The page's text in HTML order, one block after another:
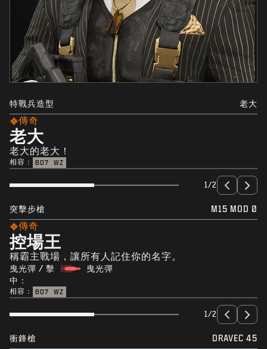
特戰兵造型 老大
傳奇
老大
老大的老大！
相容： BO7 WZ
1/2
突擊步槍 M15 MOD 0
傳奇
控場王
稱霸主戰場，讓所有人記住你的名字。
曳光彈 / 擊
中：
曳光彈
相容： BO7 WZ
1/2
衝鋒槍 DRAVEC 45